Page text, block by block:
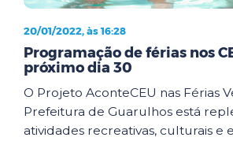
20/01/2022, às 16:28
Programação de férias nos
próximo dia 30
O Projeto AconteCEU nas Férias
Prefeitura de Guarulhos está
atividades recreativas, culturais e